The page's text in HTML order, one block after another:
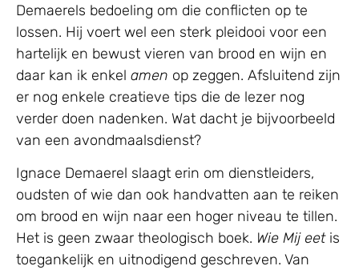
Demaerels bedoeling om die conflicten op te
lossen. Hij voert wel een sterk pleidooi voor een
hartelijk en bewust vieren van brood en wijn en
daar kan ik enkel amen op zeggen. Afsluitend zijn
er nog enkele creatieve tips die de lezer nog
verder doen nadenken. Wat dacht je bijvoorbeeld
van een avondmaalsdienst?
Ignace Demaerel slaagt erin om dienstleiders,
oudsten of wie dan ook handvatten aan te reiken
om brood en wijn naar een hoger niveau te tillen.
Het is geen zwaar theologisch boek. Wie Mij eetis
toegankelijk en uitnodigend geschreven. Van